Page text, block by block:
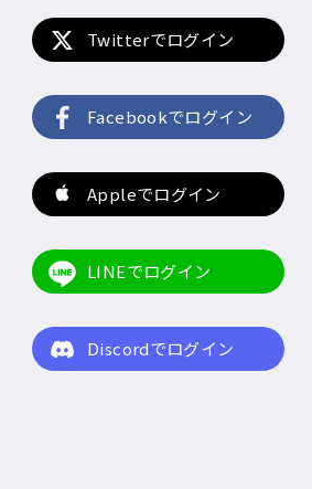
Twitterでログイン
Facebookでログイン
Appleでログイン
LINEでログイン
Discordでログイン